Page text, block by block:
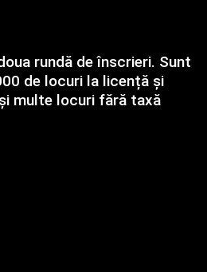
rundă de înscrieri. Sunt
de locuri la licență și
multe locuri fără taxă